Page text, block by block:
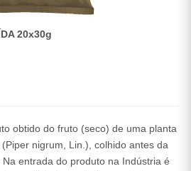
20x30g
obtido do fruto (seco) de uma planta
nigrum, Lin.), colhido antes da
entrada do produto na Indústria é